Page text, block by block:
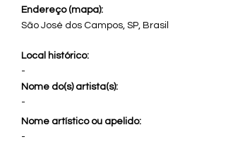
Endereço (mapa):
São José dos Campos, SP, Brasil
Local histórico:
-
Nome do(s) artista(s):
-
Nome artístico ou apelido:
-